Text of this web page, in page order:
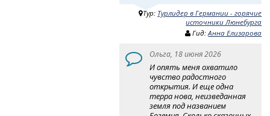
Тур: Турлидер в Германии - горячие
источники Люнебурга
Гид:Анна Елизарова
Ольга, 18 июня 2026
И опять меня охватило
чувство радостного
открытия. И еще одна
терра нова, неизведанная
земля под названием